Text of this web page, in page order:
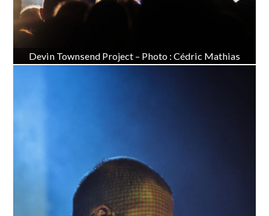
Devin Townsend Project – Photo : Cédric Mathias